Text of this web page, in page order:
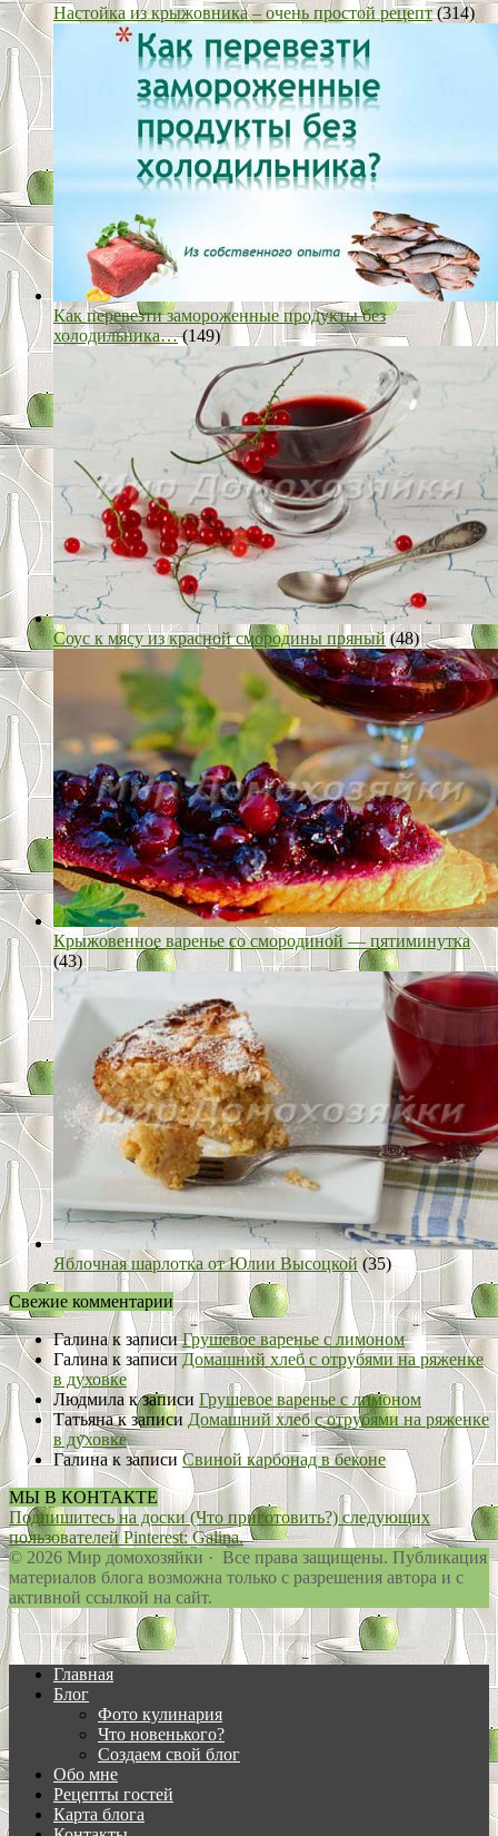
Настойка из крыжовника – очень простой рецепт (314)
Как перевезти замороженные продукты без
холодильника… (149)
Соус к мясу из красной смородины пряный (48)
Крыжовенное варенье со смородиной — пятиминутка
(43)
Яблочная шарлотка от Юлии Высоцкой (35)
Свежие комментарии
Галинак записиГрушевое варенье с лимоном
Галина к записиДомашний хлеб с отрубями на ряженке
в духовке
Людмила к записи Грушевое варенье с лимоном
Татьянак записи Домашний хлеб с отрубями на ряженке
в духовке
Галинак записи Свиной карбонад в беконе
МЫ В КОНТАКТЕ
Подпишитесь на доски (Что приготовить?) следующих
пользователей Pinterest: Galina.
© 2026 Мир домохозяйки · Все права защищены. Публикация
материалов блога возможна только с разрешения автора и с
активной ссылкой на сайт.
Главная
Блог
Фото кулинария
Что новенького?
Создаем свой блог
Обо мне
Рецепты гостей
Карта блога